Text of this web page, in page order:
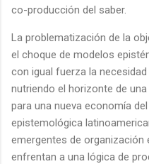
co-producción del saber.
La problematización de la
el choque de modelos
con igual fuerza la
nutriendo el horizonte de
para una nueva economía
epistemológica
emergentes de
enfrentan a una lógica de